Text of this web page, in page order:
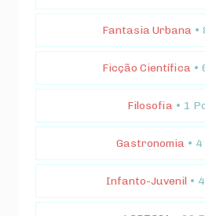
Fantasia Urbana •
Ficção Científica •
Filosofia • 1
Gastronomia •
Infanto-Juvenil •